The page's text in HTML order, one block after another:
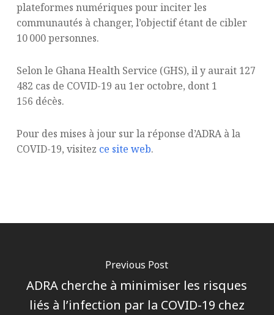
plateformes numériques pour inciter les
communautés à changer, l’objectif étant de cibler
10 000 personnes.
Selon le Ghana Health Service (GHS), il y aurait 127
482 cas de COVID-19 au 1er octobre, dont 1
156 décès.
Pour des mises à jour sur la réponse d’ADRA à la
COVID-19, visitez ce site web.
Previous Post
ADRA cherche à minimiser les risques
liés à l’infection par la COVID-19 chez